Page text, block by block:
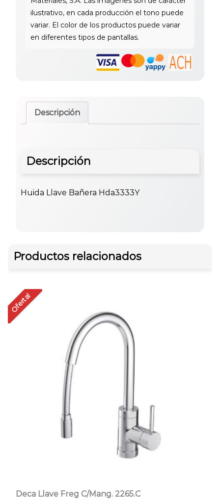
Descripción
Descripción
Huida Llave Bañera Hda3333Y
Productos relacionados
Oferta!
Deca Llave Freg C/Mang. 2265.C